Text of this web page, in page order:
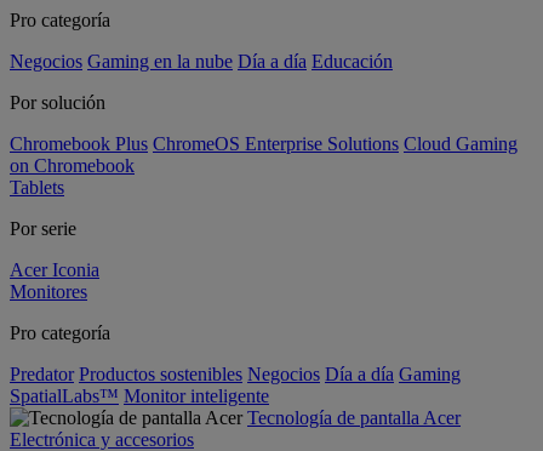
Pro categoría
Negocios Gaming en la nube Día a día Educación
Por solución
Chromebook Plus ChromeOS Enterprise Solutions Cloud Gaming
on Chromebook
Tablets
Por serie
Acer Iconia
Monitores
Pro categoría
Predator Productos sostenibles Negocios Día a día Gaming
SpatialLabs™ Monitor inteligente
Tecnología de pantalla Acer
Electrónica y accesorios